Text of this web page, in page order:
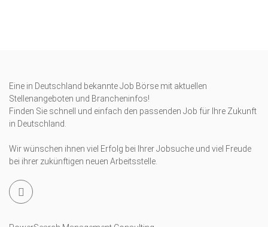
Eine in Deutschland bekannte Job Börse mit aktuellen
Stellenangeboten und Brancheninfos!
Finden Sie schnell und einfach den passenden Job für Ihre Zukunft
in Deutschland.
Wir wünschen ihnen viel Erfolg bei Ihrer Jobsuche und viel Freude
bei ihrer zukünftigen neuen Arbeitsstelle.